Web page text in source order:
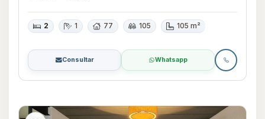
2 1 77 105 105 m²
Consultar Whatsapp